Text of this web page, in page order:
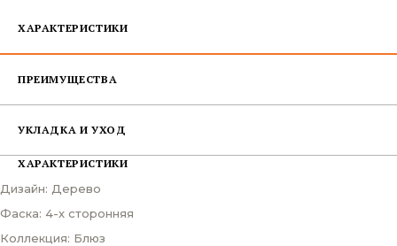
ХАРАКТЕРИСТИКИ
ПРЕИМУЩЕСТВА
УКЛАДКА И УХОД
ХАРАКТЕРИСТИКИ
Дизайн: Дерево
Фаска: 4-х сторонняя
Коллекция: Блюз